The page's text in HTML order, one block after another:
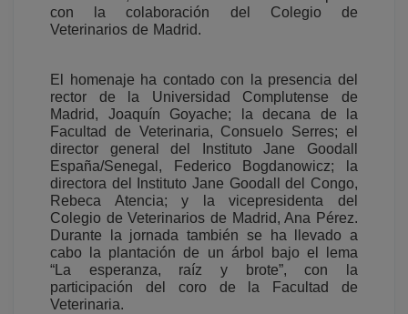
con la colaboración del Colegio de
Veterinarios de Madrid.
El homenaje ha contado con la presencia del
rector de la Universidad Complutense de
Madrid, Joaquín Goyache; la decana de la
Facultad de Veterinaria, Consuelo Serres; el
director general del Instituto Jane Goodall
España/Senegal, Federico Bogdanowicz; la
directora del Instituto Jane Goodall del Congo,
Rebeca Atencia; y la vicepresidenta del
Colegio de Veterinarios de Madrid, Ana Pérez.
Durante la jornada también se ha llevado a
cabo la plantación de un árbol bajo el lema
“La esperanza, raíz y brote”, con la
participación del coro de la Facultad de
Veterinaria.